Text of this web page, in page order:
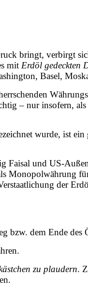
bringt, verbirgt
mit Erdöl gedeckten
Basel,
– nur insofern,
wurde, ist ein
Faisal und US-
Monopolwährung
der
bzw. dem Ende des
zu plaudern.